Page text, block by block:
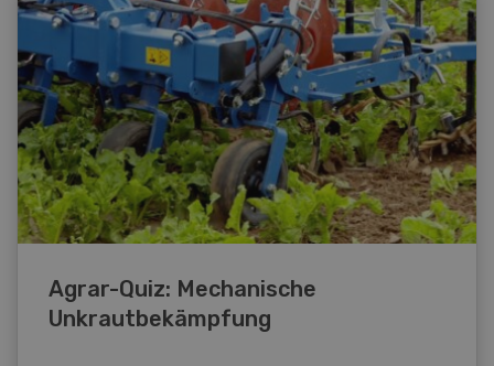
Agrar-Quiz: Mechanische
Unkrautbekämpfung